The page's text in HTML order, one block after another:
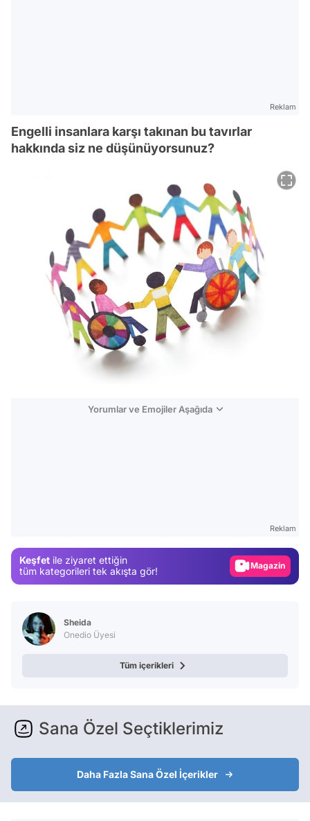
Reklam
Engelli insanlara karşı takınan bu tavırlar
hakkında siz ne düşünüyorsunuz?
Yorumlar ve Emojiler Aşağıda
Reklam
Keşfet ile ziyaret ettiğin
tüm kategorileri tek akışta gör!
Magazin
Sheida
Onedio Üyesi
Tüm içerikleri
Sana Özel Seçtiklerimiz
Daha Fazla Sana Özel İçerikler